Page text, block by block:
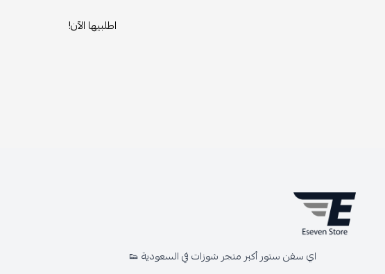
اطلبيها الآن!
اي سفن ستور أكبر متجر شوزات في السعودية 👟